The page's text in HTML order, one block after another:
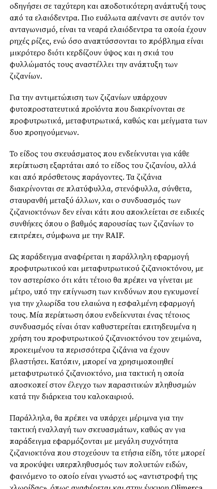
οδηγήσει σε ταχύτερη και αποδοτικότερη ανάπτυξή τους
από τα ελαιόδεντρα. Πιο ευάλωτα απέναντι σε αυτόν τον
ανταγωνισμό, είναι τα νεαρά ελαιόδεντρα τα οποία έχουν
ρηχές ρίζες, ενώ όσο αναπτύσσονται το πρόβλημα είναι
μικρότερο διότι κερδίζουν ύψος και η σκιά του
φυλλώματός τους αναστέλλει την ανάπτυξη των
ζιζανίων.
Για την αντιμετώπιση των ζιζανίων υπάρχουν
φυτοπροστατευτικά προϊόντα που διακρίνονται σε
προφυτρωτικά, μεταφυτρωτικά, καθώς και μείγματα των
δυο προηγούμενων.
Το είδος του σκευάσματος που ενδείκνυται για κάθε
περίπτωση εξαρτάται από το είδος του ζιζανίου, αλλά
και από πρόσθετους παράγοντες. Τα ζιζάνια
διακρίνονται σε πλατύφυλλα, στενόφυλλα, σύνθετα,
σταυρανθή μεταξύ άλλων, και ο συνδυασμός των
ζιζανιοκτόνων δεν είναι κάτι που αποκλείεται σε ειδικές
συνθήκες όπου ο βαθμός παρουσίας των ζιζανίων το
επιτρέπει, σύμφωνα με την RAIF.
Ως παράδειγμα αναφέρεται η παράλληλη εφαρμογή
προφυτρωτικού και μεταφυτρωτικού ζιζανιοκτόνου, με
τον αστερίσκο ότι κάτι τέτοιο θα πρέπει να γίνεται με
μέτρο, υπό την επίγνωση των κινδύνων που εγκυμονεί
για την χλωρίδα του ελαιώνα η εσφαλμένη εφαρμογή
τους. Μία περίπτωση όπου ενδείκνυται ένας τέτοιος
συνδυασμός είναι όταν καθυστερείται επιτηδευμένα η
χρήση του προφυτρωτικού ζιζανιοκτόνου τον χειμώνα,
προκειμένου τα περισσότερα ζιζάνια να έχουν
βλαστήσει. Κατόπιν, μπορεί να χρησιμοποιηθεί
μεταφυτρωτικό ζιζανιοκτόνο, μια τακτική η οποία
αποσκοπεί στον έλεγχο των παρασιτικών πληθυσμών
κατά την διάρκεια του καλοκαιριού.
Παράλληλα, θα πρέπει να υπάρχει μέριμνα για την
τακτική εναλλαγή των σκευασμάτων, καθώς αν για
παράδειγμα εφαρμόζονται με μεγάλη συχνότητα
ζιζανιοκτόνα που στοχεύουν τα ετήσια είδη, τότε μπορεί
να προκύψει υπερπληθυσμός των πολυετών ειδών,
φαινόμενο το οποίο είναι γνωστό ως «αντιστροφή της